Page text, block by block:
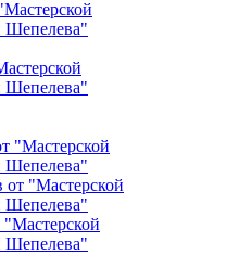
Шепелева"
Шепелева"
"Мастерской
Шепелева"
от "Мастерской
Шепелева"
"Мастерской
Шепелева"